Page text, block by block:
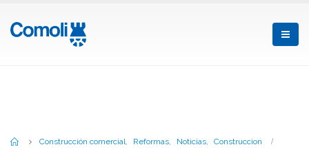
Home
Construcción comercial, Reformas, Noticias, Construccion